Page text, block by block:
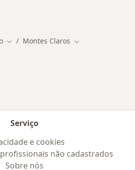
Mudar de cidade
Montes Claros Mudar de cidade
de cidade
Serviço
e cookies
não cadastrados
Sobre nós